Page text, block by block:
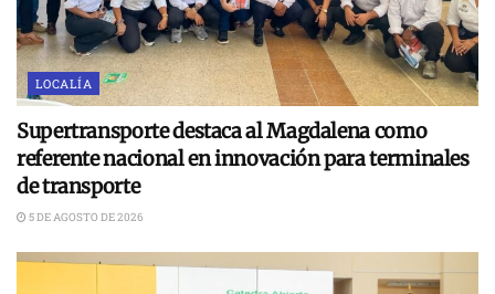
LOCALÍA
Supertransporte destaca al Magdalena como
referente nacional en innovación para terminales
de transporte
5 DE AGOSTO DE 2026